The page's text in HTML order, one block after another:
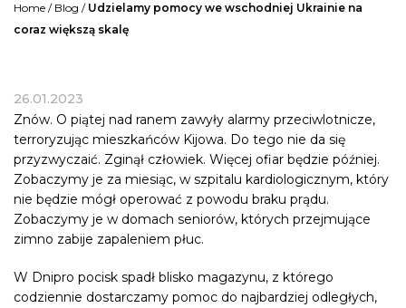
Home / Blog / Udzielamy pomocy we wschodniej Ukrainie na
coraz większą skalę
26.01.2023
Znów. O piątej nad ranem zawyły alarmy przeciwlotnicze,
terroryzując mieszkańców Kijowa. Do tego nie da się
przyzwyczaić. Zginął człowiek. Więcej ofiar będzie później.
Zobaczymy je za miesiąc, w szpitalu kardiologicznym, który
nie będzie mógł operować z powodu braku prądu.
Zobaczymy je w domach seniorów, których przejmujące
zimno zabije zapaleniem płuc.
W Dnipro pocisk spadł blisko magazynu, z którego
codziennie dostarczamy pomoc do najbardziej odległych,